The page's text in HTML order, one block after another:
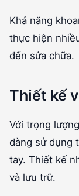
Khả năng
thực hiện
đến sửa chữa.
Thiết kế
Với trọng
dàng sử dụng
tay. Thiết kế
và lưu trữ.